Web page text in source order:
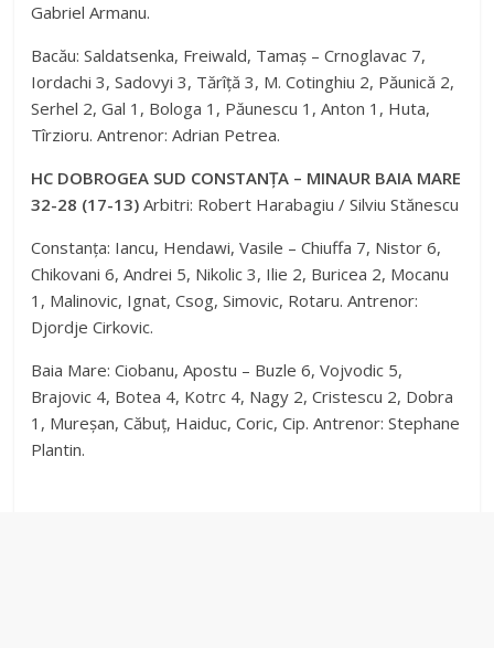
Gabriel Armanu.
Bacău: Saldatsenka, Freiwald, Tamaș – Crnoglavac 7,
Iordachi 3, Sadovyi 3, Tărîță 3, M. Cotinghiu 2, Păunică 2,
Serhel 2, Gal 1, Bologa 1, Păunescu 1, Anton 1, Huta,
Tîrzioru. Antrenor: Adrian Petrea.
HC DOBROGEA SUD CONSTANȚA – MINAUR BAIA MARE
32-28 (17-13) Arbitri: Robert Harabagiu / Silviu Stănescu
Constanța: Iancu, Hendawi, Vasile – Chiuffa 7, Nistor 6,
Chikovani 6, Andrei 5, Nikolic 3, Ilie 2, Buricea 2, Mocanu
1, Malinovic, Ignat, Csog, Simovic, Rotaru. Antrenor:
Djordje Cirkovic.
Baia Mare: Ciobanu, Apostu – Buzle 6, Vojvodic 5,
Brajovic 4, Botea 4, Kotrc 4, Nagy 2, Cristescu 2, Dobra
1, Mureșan, Căbuț, Haiduc, Coric, Cip. Antrenor: Stephane
Plantin.